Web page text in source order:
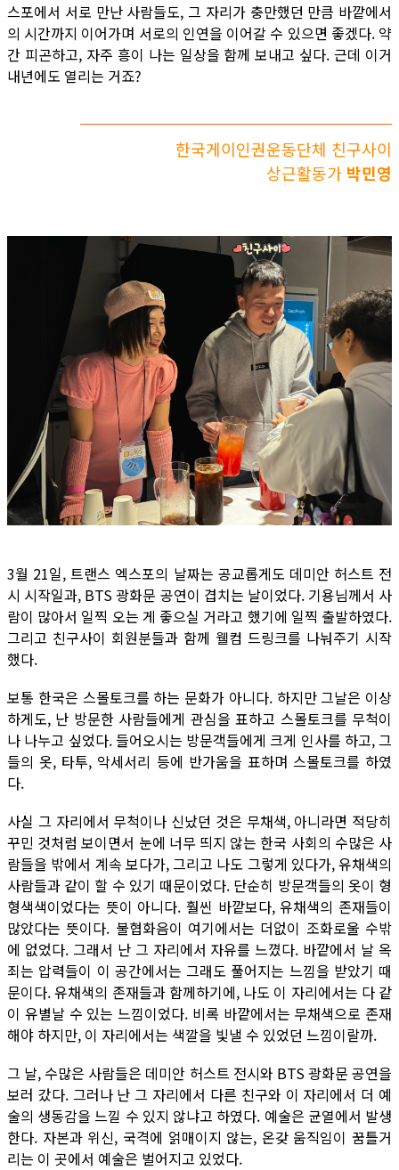
스포에서 서로 만난 사람들도, 그 자리가 충만했던 만큼 바깥에서
의 시간까지 이어가며 서로의 인연을 이어갈 수 있으면 좋겠다. 약
간 피곤하고, 자주 흥이 나는 일상을 함께 보내고 싶다. 근데 이거
내년에도 열리는 거죠?
한국게이인권운동단체 친구사이
상근활동가 박민영
3월 21일, 트랜스 엑스포의 날짜는 공교롭게도 데미안 허스트 전
시 시작일과, BTS 광화문 공연이 겹치는 날이었다. 기용님께서 사
람이 많아서 일찍 오는 게 좋으실 거라고 했기에 일찍 출발하였다.
그리고 친구사이 회원분들과 함께 웰컴 드링크를 나눠주기 시작
했다.
보통 한국은 스몰토크를 하는 문화가 아니다. 하지만 그날은 이상
하게도, 난 방문한 사람들에게 관심을 표하고 스몰토크를 무척이
나 나누고 싶었다. 들어오시는 방문객들에게 크게 인사를 하고, 그
들의 옷, 타투, 악세서리 등에 반가움을 표하며 스몰토크를 하였
다.
사실 그 자리에서 무척이나 신났던 것은 무채색, 아니라면 적당히
꾸민 것처럼 보이면서 눈에 너무 띄지 않는 한국 사회의 수많은 사
람들을 밖에서 계속 보다가, 그리고 나도 그렇게 있다가, 유채색의
사람들과 같이 할 수 있기 때문이었다. 단순히 방문객들의 옷이 형
형색색이었다는 뜻이 아니다. 훨씬 바깥보다, 유채색의 존재들이
많았다는 뜻이다. 불협화음이 여기에서는 더없이 조화로울 수밖
에 없었다. 그래서 난 그 자리에서 자유를 느꼈다. 바깥에서 날 옥
죄는 압력들이 이 공간에서는 그래도 풀어지는 느낌을 받았기 때
문이다. 유채색의 존재들과 함께하기에, 나도 이 자리에서는 다 같
이 유별날 수 있는 느낌이었다. 비록 바깥에서는 무채색으로 존재
해야 하지만, 이 자리에서는 색깔을 빛낼 수 있었던 느낌이랄까.
그 날, 수많은 사람들은 데미안 허스트 전시와 BTS 광화문 공연을
보러 갔다. 그러나 난 그 자리에서 다른 친구와 이 자리에서 더 예
술의 생동감을 느낄 수 있지 않냐고 하였다. 예술은 균열에서 발생
한다. 자본과 위신, 국격에 얽매이지 않는, 온갖 움직임이 꿈틀거
리는 이 곳에서 예술은 벌어지고 있었다.